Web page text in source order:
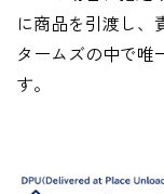
に商品を引渡し、
タームズの中で唯
す。